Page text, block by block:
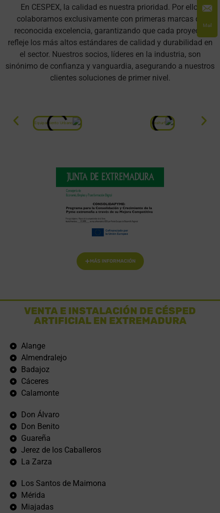
En CESPEX, la calidad es nuestra prioridad. Por ello,
colaboramos exclusivamente con primeras marcas de
reconocida excelencia, garantizando que cada proyecto
refleje los más altos estándares de calidad y durabilidad en
el sector. Nuestros socios, líderes en la industria, son
sinónimo de confianza y vanguardia, asegurando a nuestros
clientes soluciones de primer nivel.
MÁS INFORMACIÓN
VENTA E INSTALACIÓN DE CÉSPED
ARTIFICIAL EN EXTREMADURA
Alange
Almendralejo
Badajoz
Cáceres
Calamonte
Don Álvaro
Don Benito
Guareña
Jerez de los Caballeros
La Zarza
Los Santos de Maimona
Mérida
Miajadas
Mail